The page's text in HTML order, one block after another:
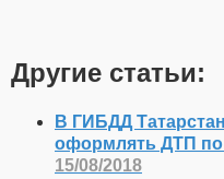
Другие статьи:
В ГИБДД
оформлять ДТП
15/08/2018